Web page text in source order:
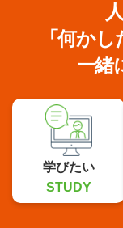
「何か
一緒
学びたい
STUDY